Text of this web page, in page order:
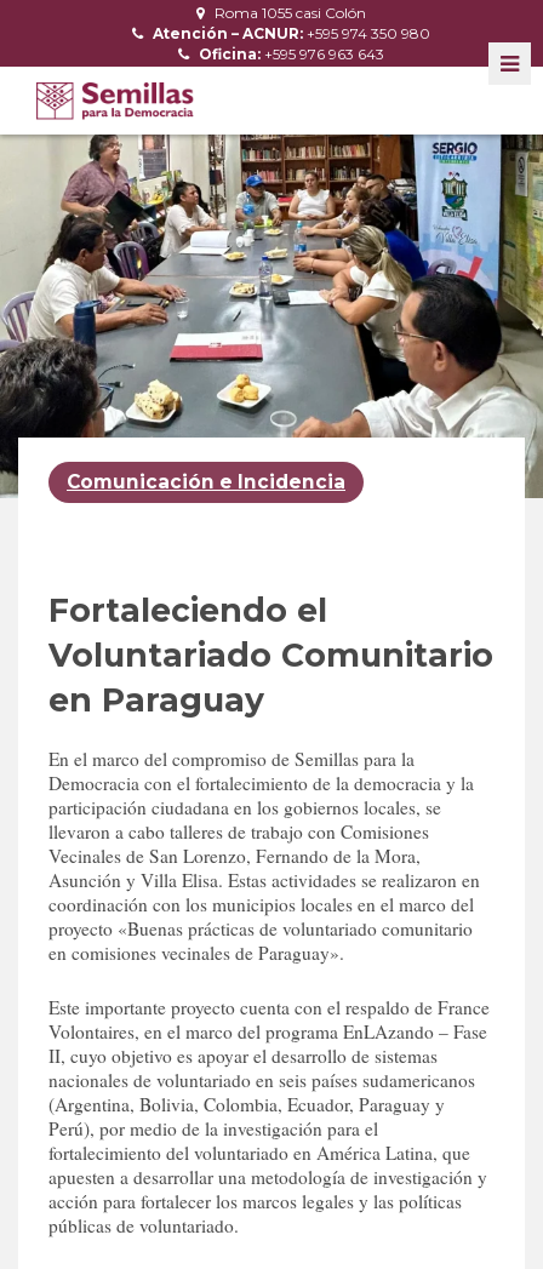
Roma 1055 casi Colón
Atención – ACNUR: +595 974 350 980
Oficina: +595 976 963 643
Comunicación e Incidencia
Fortaleciendo el
Voluntariado Comunitario
en Paraguay
En el marco del compromiso de Semillas para la
Democracia con el fortalecimiento de la democracia y la
participación ciudadana en los gobiernos locales, se
llevaron a cabo talleres de trabajo con Comisiones
Vecinales de San Lorenzo, Fernando de la Mora,
Asunción y Villa Elisa. Estas actividades se realizaron en
coordinación con los municipios locales en el marco del
proyecto «Buenas prácticas de voluntariado comunitario
en comisiones vecinales de Paraguay».
Este importante proyecto cuenta con el respaldo de France
Volontaires, en el marco del programa EnLAzando – Fase
II, cuyo objetivo es apoyar el desarrollo de sistemas
nacionales de voluntariado en seis países sudamericanos
(Argentina, Bolivia, Colombia, Ecuador, Paraguay y
Perú), por medio de la investigación para el
fortalecimiento del voluntariado en América Latina, que
apuesten a desarrollar una metodología de investigación y
acción para fortalecer los marcos legales y las políticas
públicas de voluntariado.